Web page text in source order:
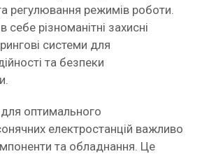
регулювання режимів роботи.
різноманітні захисні
системи для
та безпеки
для оптимального
електростанцій важливо
та обладнання. Це